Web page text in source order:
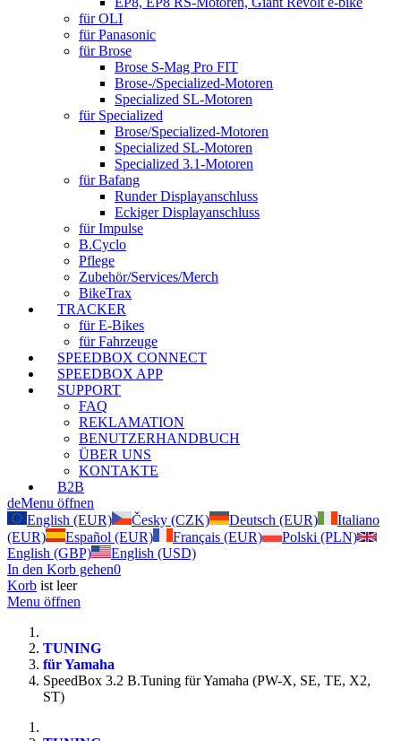
für OLI
für Panasonic
für Brose
Brose S-Mag Pro FIT
Brose-/Specialized-Motoren
Specialized SL-Motoren
für Specialized
Brose/Specialized-Motoren
Specialized SL-Motoren
Specialized 3.1-Motoren
für Bafang
Runder Displayanschluss
Eckiger Displayanschluss
für Impulse
B.Cyclo
Pflege
Zubehör/Services/Merch
BikeTrax
TRACKER
für E-Bikes
für Fahrzeuge
SPEEDBOX CONNECT
SPEEDBOX APP
SUPPORT
FAQ
REKLAMATION
BENUTZERHANDBUCH
ÜBER UNS
KONTAKTE
B2B
deMenu öffnen
English (EUR)
Česky (CZK) Deutsch (EUR)
Italiano
(EUR)
Español (EUR) Français (EUR)
Polski (PLN)
English (GBP)
English (USD)
In den Korb gehen0
Korb ist leer
Menu öffnen
TUNING
für Yamaha
SpeedBox 3.2 B.Tuning für Yamaha (PW-X, SE, TE, X2,
ST)